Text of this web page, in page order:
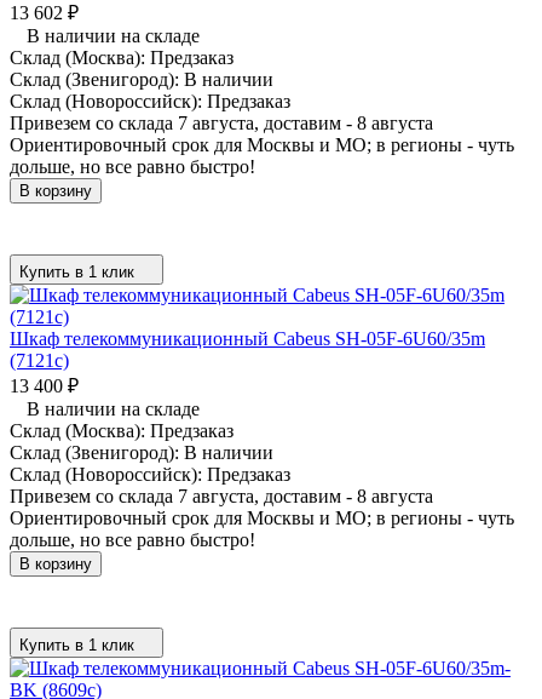
13 602 ₽
В наличии на складе
Склад (Москва): Предзаказ
Склад (Звенигород): В наличии
Склад (Новороссийск): Предзаказ
Привезем со склада 7 августа, доставим - 8 августа
Ориентировочный срок для Москвы и МО; в регионы - чуть
дольше, но все равно быстро!
В корзину
Купить в 1 клик
Шкаф телекоммуникационный Cabeus SH-05F-6U60/35m
(7121c)
13 400 ₽
В наличии на складе
Склад (Москва): Предзаказ
Склад (Звенигород): В наличии
Склад (Новороссийск): Предзаказ
Привезем со склада 7 августа, доставим - 8 августа
Ориентировочный срок для Москвы и МО; в регионы - чуть
дольше, но все равно быстро!
В корзину
Купить в 1 клик